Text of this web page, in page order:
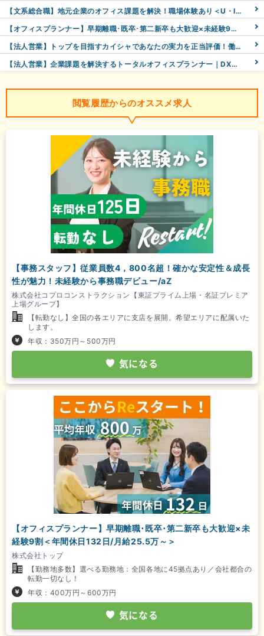
【文系総合職】地元企業のオフィス課題を解決！職場体験あり＜U・Iターン経験歓迎/月給25.5万円～＞
【オフィスプランナー】早期離職･既卒･第二新卒も大歓迎×未経験9割＜年間休日132日/月給25.5万～＞
【法人営業】トップを目指すカイシャであなたの実力を正当評価！働きやすさ◎＜賞与年6回/平均年収800万＞
【法人営業】企業課題を解決するトータルオフィスプランナー｜DX化・AI活用支援で会社を元気に！
閲覧履歴からのオススメ求人
【事務スタッフ】従業員数4，800名超！確かな安定性＆成長
性が魅力！未経験から事務職デビュー/aZ
株式会社コプロコンストラクション【東証プライム上場・名証プレミア
上場グループ】
【転勤なし】全国の各エリアに支店を展開。希望エリアに配属いた
します。
年収：350万円～500万円
気になる
【オフィスプランナー】早期離職･既卒･第二新卒も大歓迎×未
経験9割＜年間休日132日/月給25.5万～＞
株式会社トップ
【勤務地多数】選べる勤務地：全国各地に45拠点あり／会社都合の
転勤一切なし！
年収：400万円～600万円
気になる